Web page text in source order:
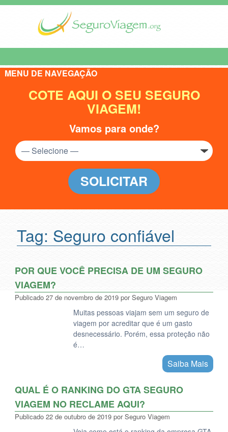
MENU DE NAVEGAÇÃO
COTE AQUI O SEU SEGURO
VIAGEM!
Vamos para onde?
SOLICITAR
Tag: Seguro confiável
POR QUE VOCÊ PRECISA DE UM SEGURO
VIAGEM?
Publicado 27 de novembro de 2019 por Seguro Viagem
Muitas pessoas viajam sem um seguro de
viagem por acreditar que é um gasto
desnecessário. Porém, essa proteção não
é…
Saiba Mais
QUAL É O RANKING DO GTA SEGURO
VIAGEM NO RECLAME AQUI?
Publicado 22 de outubro de 2019 por Seguro Viagem